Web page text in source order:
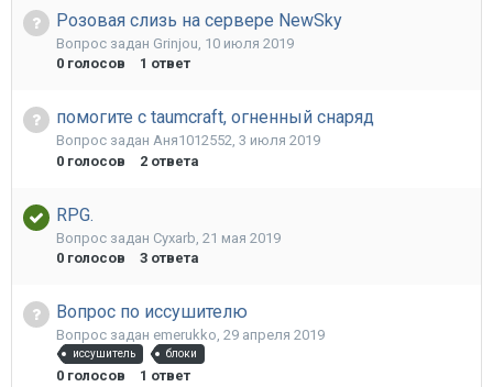
Розовая слизь на сервере NewSky
Вопрос задан Grinjou 10 июля 2019
0 голосов 1 ответ
помогите с taumcraft, огненный снаряд
Вопрос задан Аня1012552, 3 июля 2019
0 голосов 2 ответа
RPG.
Вопрос задан Cyxarb 21 мая 2019
0 голосов 3 ответа
Вопрос по иссушителю
Вопрос задан emerukko, 29 апреля 2019
иссушитель блоки
0 голосов 1 ответ